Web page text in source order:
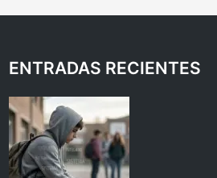
ENTRADAS RECIENTES